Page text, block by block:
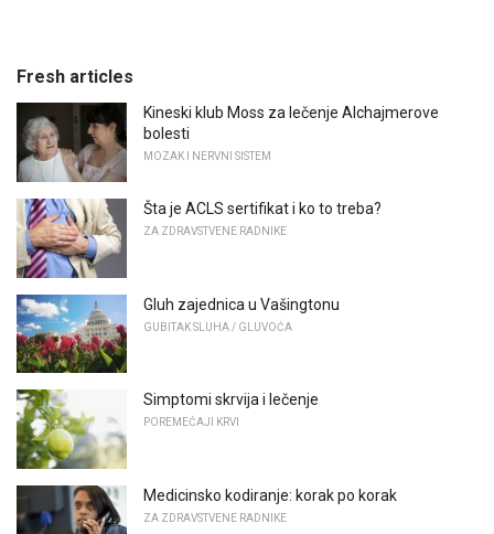
Fresh articles
Kineski klub Moss za lečenje Alchajmerove
bolesti
MOZAK I NERVNI SISTEM
Šta je ACLS sertifikat i ko to treba?
ZA ZDRAVSTVENE RADNIKE
Gluh zajednica u Vašingtonu
GUBITAK SLUHA / GLUVOĆA
Simptomi skrvija i lečenje
POREMEĆAJI KRVI
Medicinsko kodiranje: korak po korak
ZA ZDRAVSTVENE RADNIKE